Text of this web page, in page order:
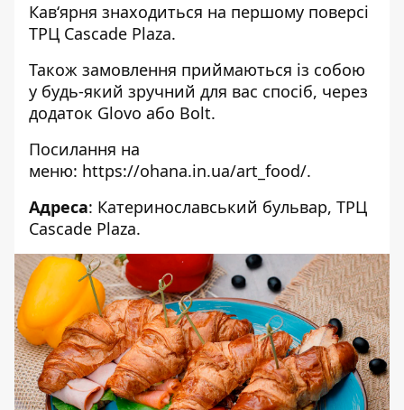
Кав‘ярня знаходиться на першому поверсі
ТРЦ Cascade Plaza.
Також замовлення приймаються із собою
у будь-який зручний для вас спосіб, через
додаток Glovo або Bolt.
Посилання на
меню: https://ohana.in.ua/art_food/.
Адреса: Катеринославський бульвар, ТРЦ
Cascade Plaza.